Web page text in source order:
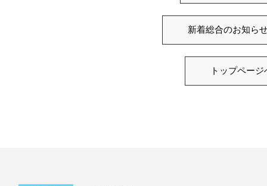
新着総合のお知ら
トップページ